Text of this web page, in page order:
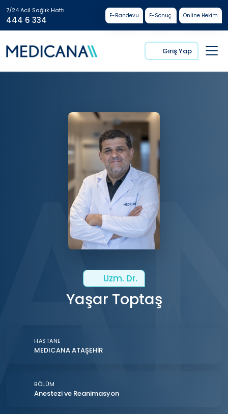
7/24 Acil Sağlık Hattı
444 6 334 E-Randevu E-Sonuç Online Hekim
Giriş Yap
Uzm. Dr.
Yaşar Toptaş
HASTANE
MEDICANA ATAŞEHİR
BÖLÜM
Anestezi ve Reanimasyon